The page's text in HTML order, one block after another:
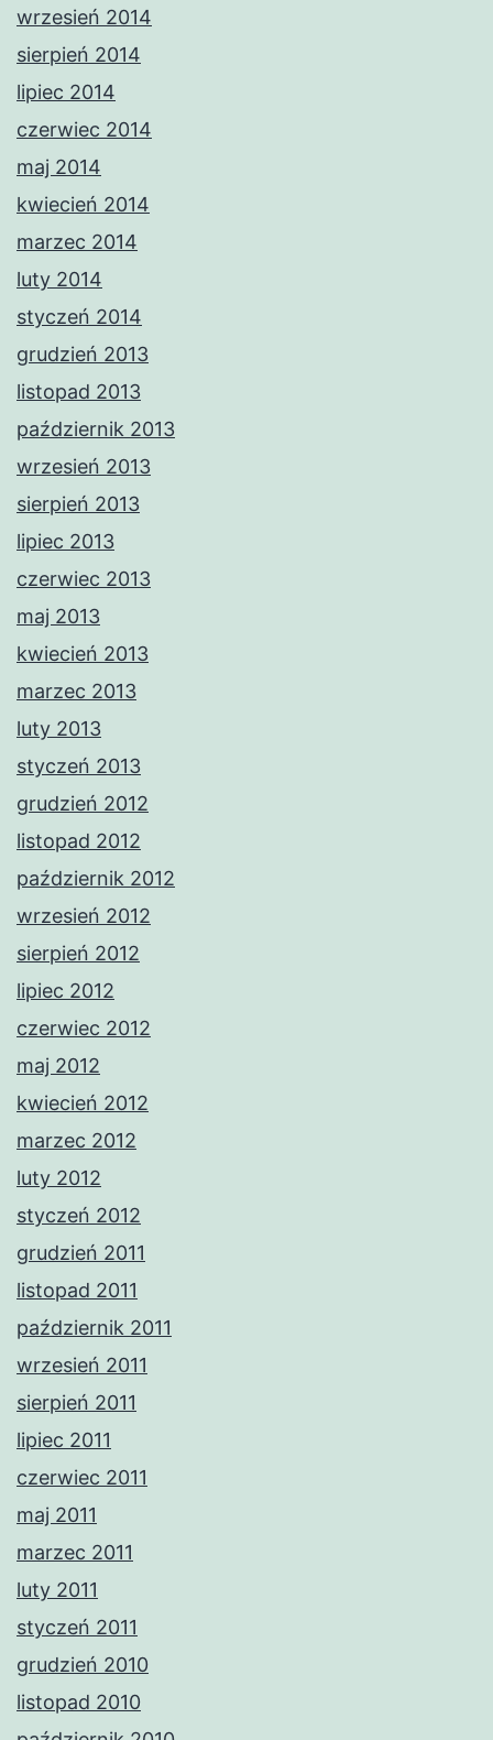
wrzesień 2014
sierpień 2014
lipiec 2014
czerwiec 2014
maj 2014
kwiecień 2014
marzec 2014
luty 2014
styczeń 2014
grudzień 2013
listopad 2013
październik 2013
wrzesień 2013
sierpień 2013
lipiec 2013
czerwiec 2013
maj 2013
kwiecień 2013
marzec 2013
luty 2013
styczeń 2013
grudzień 2012
listopad 2012
październik 2012
wrzesień 2012
sierpień 2012
lipiec 2012
czerwiec 2012
maj 2012
kwiecień 2012
marzec 2012
luty 2012
styczeń 2012
grudzień 2011
listopad 2011
październik 2011
wrzesień 2011
sierpień 2011
lipiec 2011
czerwiec 2011
maj 2011
marzec 2011
luty 2011
styczeń 2011
grudzień 2010
listopad 2010